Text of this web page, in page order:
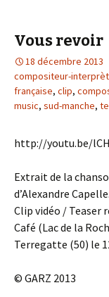
Vous revoir
18 décembre 2013
compositeur-
française, clip,
music, sud-manche,
http://youtu.be/
Extrait de la
d’Alexandre Capelle.
Clip vidéo / Teaser
Café (Lac de la
Terregatte (50) le
© GARZ 2013